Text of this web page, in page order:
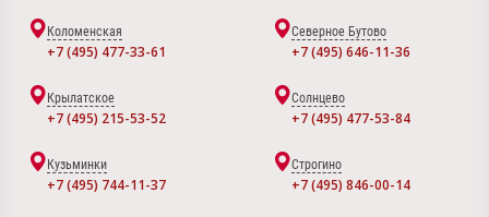
Коломенская
+7 (495) 477-33-61
Северное Бутово
+7 (495) 646-11-36
Крылатское
+7 (495) 215-53-52
Солнцево
+7 (495) 477-53-84
Кузьминки
+7 (495) 744-11-37
Строгино
+7 (495) 846-00-14